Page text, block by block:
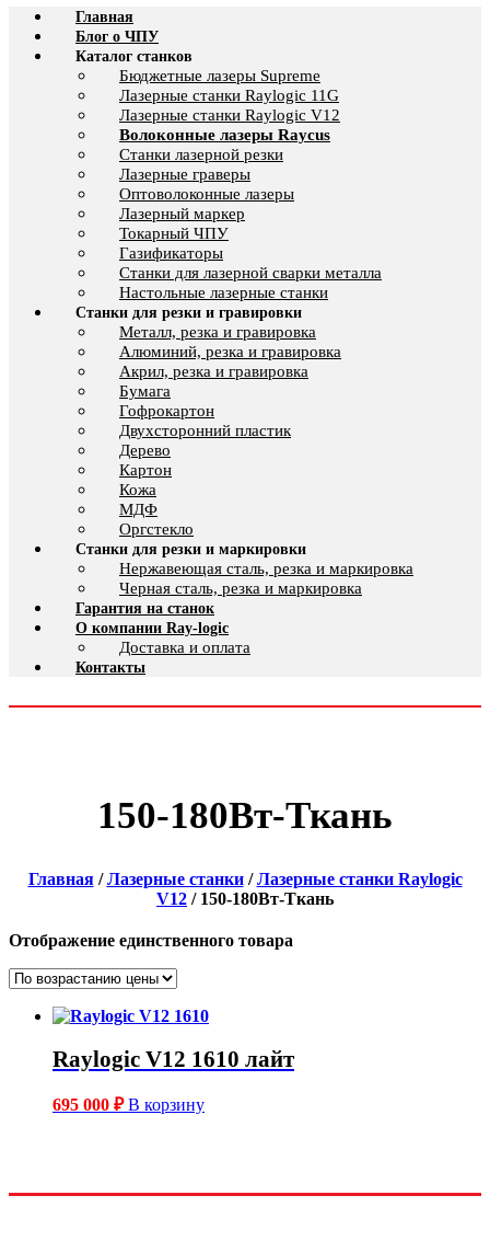
Главная
Блог о ЧПУ
Каталог станков
Бюджетные лазеры Supreme
Лазерные станки Raylogic 11G
Лазерные станки Raylogic V12
Волоконные лазеры Raycus
Станки лазерной резки
Лазерные граверы
Оптоволоконные лазеры
Лазерный маркер
Токарный ЧПУ
Газификаторы
Cтанки для лазерной сварки металла
Настольные лазерные станки
Станки для резки и гравировки
Металл, резка и гравировка
Алюминий, резка и гравировка
Акрил, резка и гравировка
Бумага
Гофрокартон
Двухсторонний пластик
Дерево
Картон
Кожа
МДФ
Оргстекло
Станки для резки и маркировки
Нержавеющая сталь, резка и маркировка
Черная сталь, резка и маркировка
Гарантия на станок
О компании Ray-logic
Доставка и оплата
Контакты
150-180Вт-Ткань
Главная/Лазерные станки/Лазерные станки Raylogic
V12 / 150-180Вт-Ткань
Отображение единственного товара
Raylogic V12 1610 лайт
695 000 ₽ В корзину